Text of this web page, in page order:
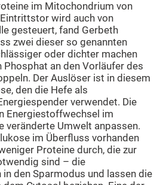
im Mitochondrium von
wird auch von
gesteuert, fand Gerbeth
zwei dieser so genannten
oder dichter machen
Phosphat an den Vorläufer des
Der Auslöser ist in diesem
den die Hefe als
verwendet. Die
Energiestoffwechsel im
veränderte Umwelt anpassen.
im Überfluss vorhanden
Proteine durch, die zur
sind – die
den Sparmodus und lassen die